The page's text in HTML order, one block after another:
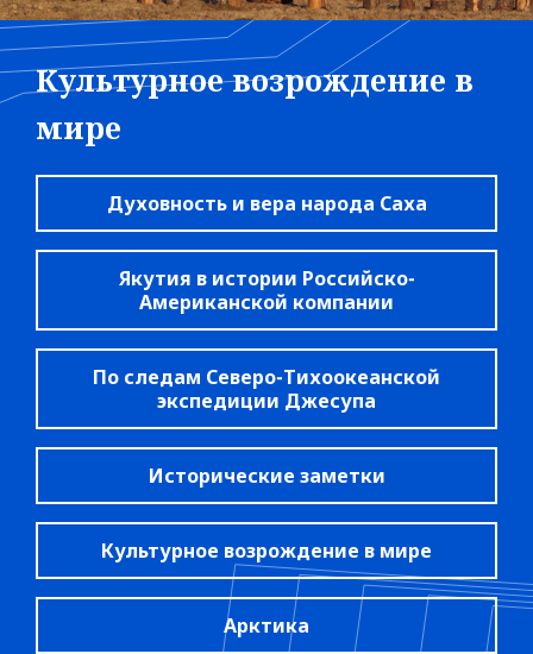
Культурное возрождение в
мире
Духовность и вера народа Саха
Якутия в истории Российско-
Американской компании
По следам Северо-Тихоокеанской
экспедиции Джесупа
Исторические заметки
Культурное возрождение в мире
Арктика